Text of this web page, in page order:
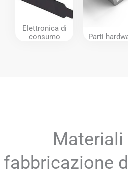
Elettronica di
consumo
Parti
Materiali
fabbricazione